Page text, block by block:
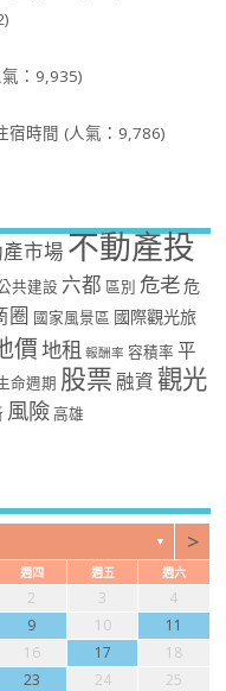
氣：9,935)
宿時間 (人氣：9,786)
市場不動產投
共建設 六都 區別 危老危
圈 國家風景區 國際觀光旅
價地租 報酬率 容積率 平
命週期 股票 融資 觀光
風險 高雄
▼ >
週四 週五 週六
2 3
4
9 10
11
16 17
18
23 24
25